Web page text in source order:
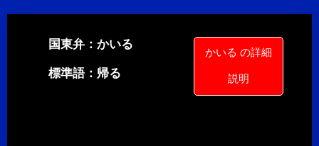
国東弁：かいる
標準語：帰る
かいる の詳細
説明